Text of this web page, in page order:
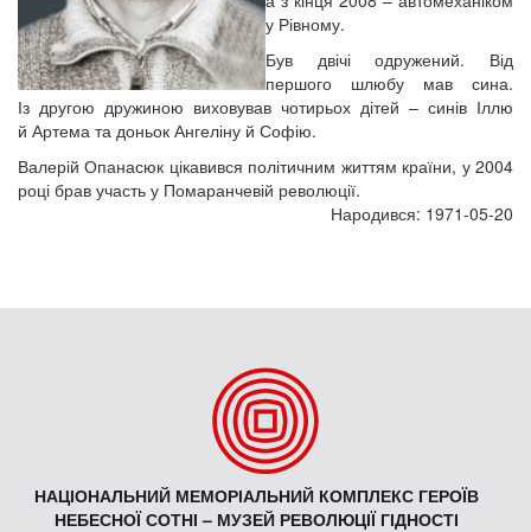
у Рівному.
Був двічі одружений. Від
першого шлюбу мав сина.
Із другою дружиною виховував чотирьох дітей – синів Іллю
й Артема та доньок Ангеліну й Софію.
Валерій Опанасюк цікавився політичним життям країни, у 2004
році брав участь у Помаранчевій революції.
Народився: 1971-05-20
НАЦІОНАЛЬНИЙ МЕМОРІАЛЬНИЙ КОМПЛЕКС ГЕРОЇВ
НЕБЕСНОЇ СОТНІ – МУЗЕЙ РЕВОЛЮЦІЇ ГІДНОСТІ